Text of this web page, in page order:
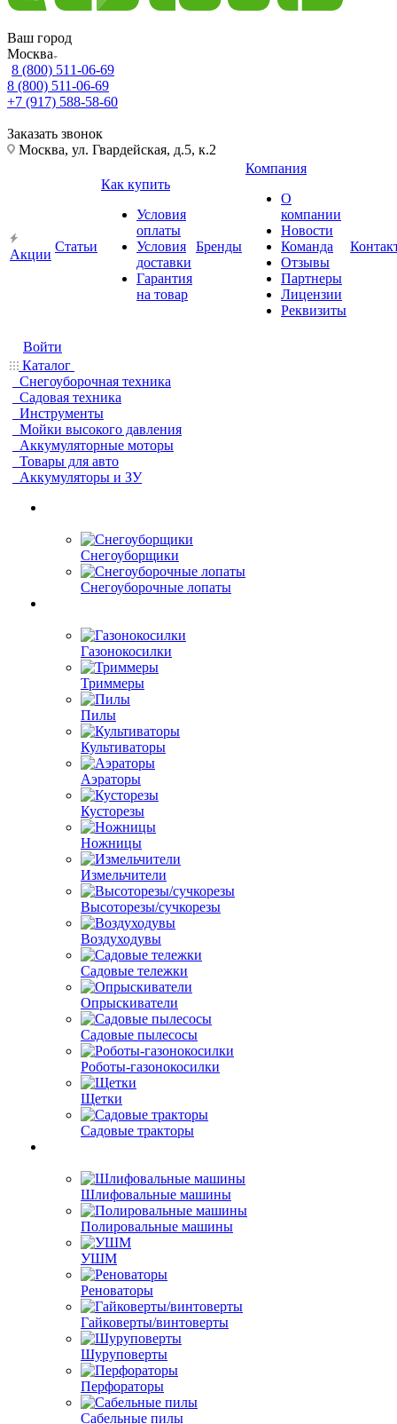
Ваш город
Москва
8 (800) 511-06-69
8 (800) 511-06-69
+7 (917) 588-58-60
Заказать звонок
Москва, ул. Гвардейская, д.5, к.2
Акции
Статьи
Как купить
Условия
оплаты
Условия
доставки
Гарантия
на товар
Бренды
Компания
О
компании
Новости
Команда
Отзывы
Партнеры
Лицензии
Реквизиты
Войти
Каталог
Снегоуборочная техника
Садовая техника
Инструменты
Мойки высокого давления
Аккумуляторные моторы
Товары для авто
Аккумуляторы и ЗУ
Снегоуборщики
Снегоуборочные лопаты
Газонокосилки
Триммеры
Пилы
Культиваторы
Аэраторы
Кусторезы
Ножницы
Измельчители
Высоторезы/сучкорезы
Воздуходувы
Садовые тележки
Опрыскиватели
Садовые пылесосы
Роботы-газонокосилки
Щетки
Садовые тракторы
Шлифовальные машины
Полировальные машины
УШМ
Реноваторы
Гайковерты/винтоверты
Шуруповерты
Перфораторы
Сабельные пилы